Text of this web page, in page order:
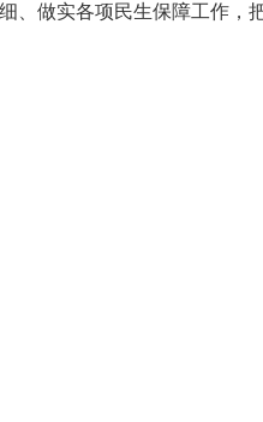
、做实各项民生保障工作，